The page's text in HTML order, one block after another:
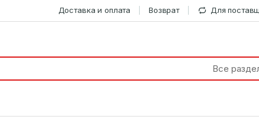
Доставка и оплата Возврат Для